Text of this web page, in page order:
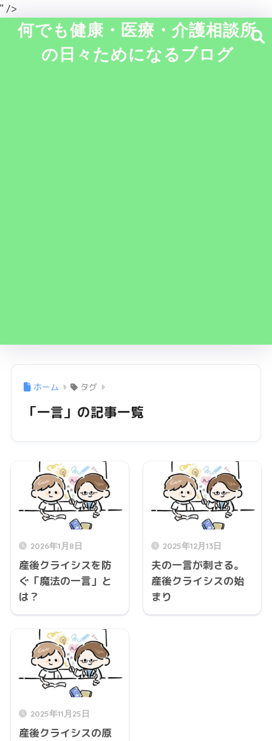
" />
何でも健康・医療・介護相談所
の日々ためになるブログ
ホーム タグ
「一言」の記事一覧
2026年1月8日
産後クライシスを防
ぐ「魔法の一言」と
は？
2025年12月13日
夫の一言が刺さる。
産後クライシスの始
まり
2025年11月25日
産後クライシスの原